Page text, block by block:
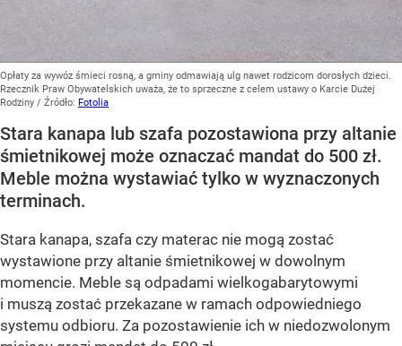
Opłaty za wywóz śmieci rosną, a gminy odmawiają ulg nawet rodzicom dorosłych dzieci.
Rzecznik Praw Obywatelskich uważa, że to sprzeczne z celem ustawy o Karcie Dużej
Rodziny / Źródło: Fotolia
Stara kanapa lub szafa pozostawiona przy altanie
śmietnikowej może oznaczać mandat do 500 zł.
Meble można wystawiać tylko w wyznaczonych
terminach.
Stara kanapa, szafa czy materac nie mogą zostać
wystawione przy altanie śmietnikowej w dowolnym
momencie. Meble są odpadami wielkogabarytowymi
i muszą zostać przekazane w ramach odpowiedniego
systemu odbioru. Za pozostawienie ich w niedozwolonym